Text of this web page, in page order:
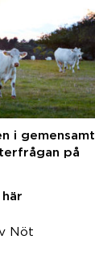
i gemensamt
på